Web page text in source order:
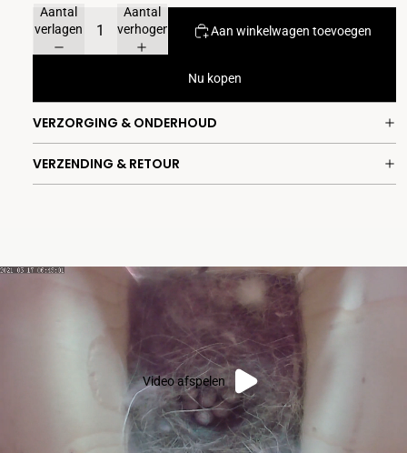
Aantal
verlagen
Aantal
verhogen
Aan winkelwagen toevoegen
Nu kopen
VERZORGING & ONDERHOUD
VERZENDING & RETOUR
Video afspelen